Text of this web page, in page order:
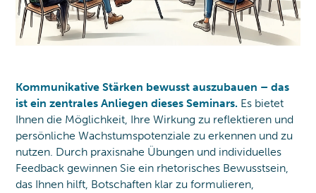
Kommunikative Stärken bewusst auszubauen – das
ist ein zentrales Anliegen dieses Seminars. Es bietet
Ihnen die Möglichkeit, Ihre Wirkung zu reflektieren und
persönliche Wachstumspotenziale zu erkennen und zu
nutzen. Durch praxisnahe Übungen und individuelles
Feedback gewinnen Sie ein rhetorisches Bewusstsein,
das Ihnen hilft, Botschaften klar zu formulieren,